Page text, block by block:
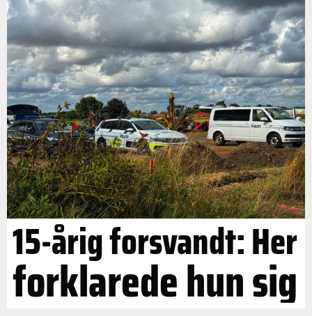
15-årig forsvandt: Her
forklarede hun sig